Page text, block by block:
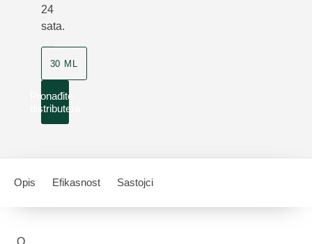
24
sata.
30 ML
Pronađite
distributera
Opis Efikasnost Sastojci
O